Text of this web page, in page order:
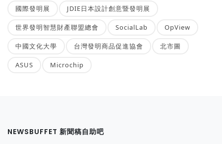
國際發明展 JDIE日本設計創意暨發明展
世界發明智慧財產聯盟總會 SocialLab OpView
中國文化大學 台灣發明商品促進協會 北市圖
ASUS Microchip
NEWSBUFFET 新聞稿自助吧